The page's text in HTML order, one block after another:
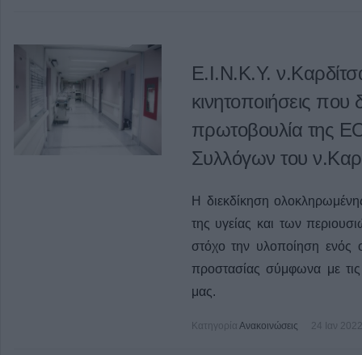
Ε.Ι.Ν.Κ.Υ.
κινητοποιήσεις που
πρωτοβουλία της
Συλλόγων του
Η διεκδίκηση
της υγείας και των
στόχο την υλοποίηση ενός
προστασίας σύμφωνα με τις
μας.
Κατηγορία Ανακοινώσεις 24 Ιαν 2022